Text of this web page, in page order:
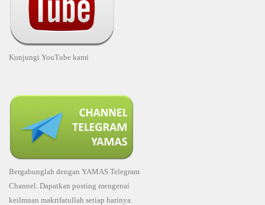
Kunjungi YouTube kami
Bergabunglah dengan YAMAS Telegram
Channel. Dapatkan posting mengenai
keilmuan makrifatullah setiap harinya.